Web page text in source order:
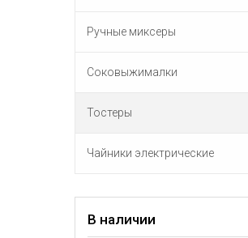
Ручные миксеры
Соковыжималки
Тостеры
Чайники электрические
В наличии